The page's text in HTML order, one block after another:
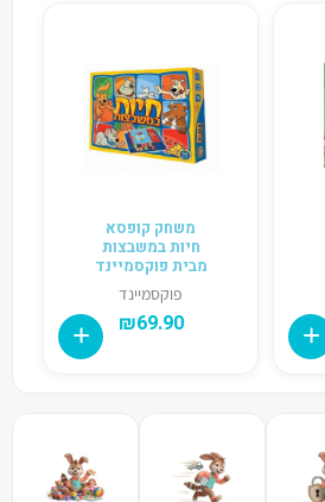
משחק קופסא
חיות במשבצות
מבית פוקסמיינד
פוקסמיינד
₪69.90